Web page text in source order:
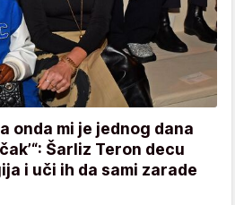
onda mi je jednog dana
Šarliz Teron decu
i uči ih da sami zarade